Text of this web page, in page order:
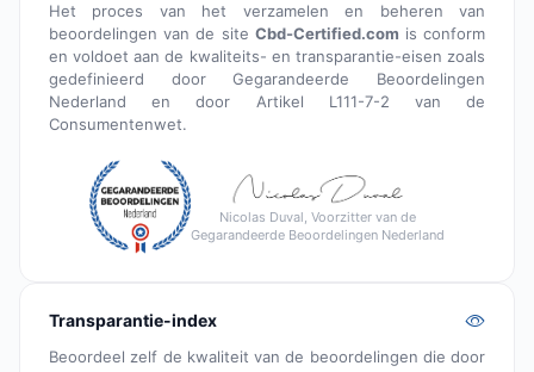
Het proces van het verzamelen en beheren van
beoordelingen van de site Cbd-Certified.com is conform
en voldoet aan de kwaliteits- en transparantie-eisen zoals
gedefinieerd door Gegarandeerde Beoordelingen
Nederland en door Artikel L111-7-2 van de
Consumentenwet.
Nicolas Duval, Voorzitter van de
Gegarandeerde Beoordelingen Nederland
Transparantie-index
Beoordeel zelf de kwaliteit van de beoordelingen die door